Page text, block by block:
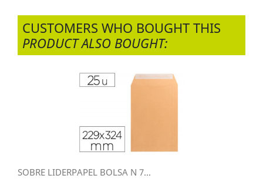
CUSTOMERS WHO BOUGHT THIS
PRODUCT ALSO BOUGHT:
SOBRE LIDERPAPEL BOLSA N 7...